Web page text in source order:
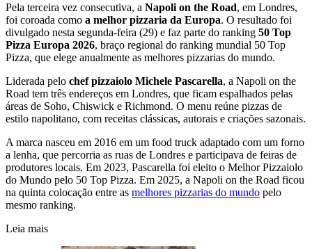
Pela terceira vez consecutiva, a Napoli on the Road, em Londres,
foi coroada como a melhor pizzaria da Europa. O resultado foi
divulgado nesta segunda-feira (29) e faz parte do ranking 50 Top
Pizza Europa 2026, braço regional do ranking mundial 50 Top
Pizza, que elege anualmente as melhores pizzarias do mundo.
Liderada pelo chef pizzaiolo Michele Pascarella, a Napoli on the
Road tem três endereços em Londres, que ficam espalhados pelas
áreas de Soho, Chiswick e Richmond. O menu reúne pizzas de
estilo napolitano, com receitas clássicas, autorais e criações sazonais.
A marca nasceu em 2016 em um food truck adaptado com um forno
a lenha, que percorria as ruas de Londres e participava de feiras de
produtores locais. Em 2023, Pascarella foi eleito o Melhor Pizzaiolo
do Mundo pelo 50 Top Pizza. Em 2025, a Napoli on the Road ficou
na quinta colocação entre as melhores pizzarias do mundo pelo
mesmo ranking.
Leia mais